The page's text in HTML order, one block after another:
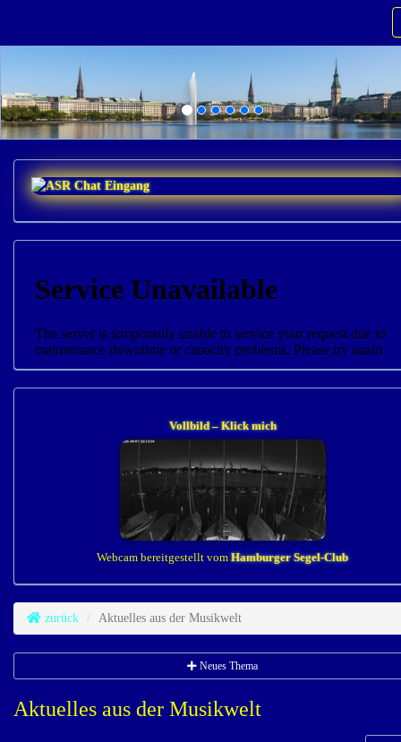
Vollbild – Klick mich
Webcam bereitgestellt vom Hamburger Segel-Club
zurück Aktuelles aus der Musikwelt
Neues Thema
Aktuelles aus der Musikwelt